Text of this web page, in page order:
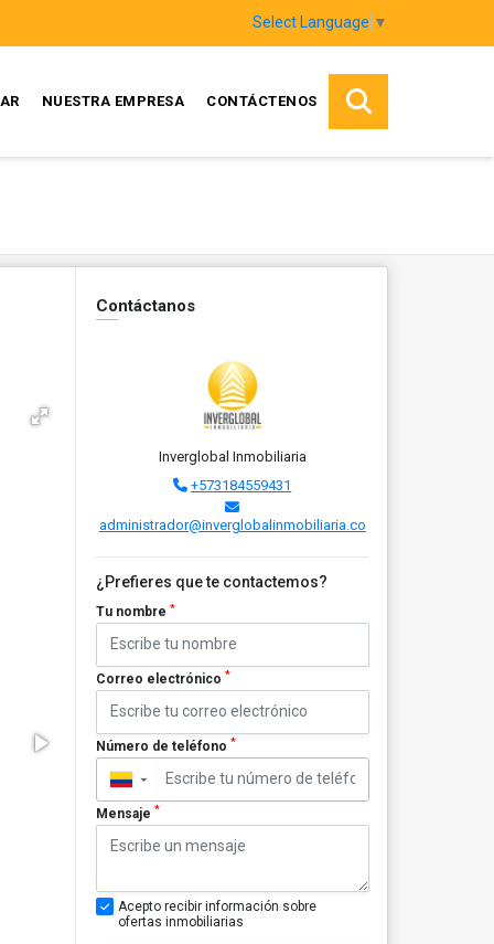
Select Language ▼
NUESTRA EMPRESA CONTÁCTENOS
Contáctanos
Inverglobal Inmobiliaria
+573184559431
administrador@inverglobalinmobiliaria.co
¿Prefieres que te contactemos?
Tu nombre *
Correo electrónico *
Número de teléfono *
▼
Mensaje *
Acepto recibir información sobre
ofertas inmobiliarias